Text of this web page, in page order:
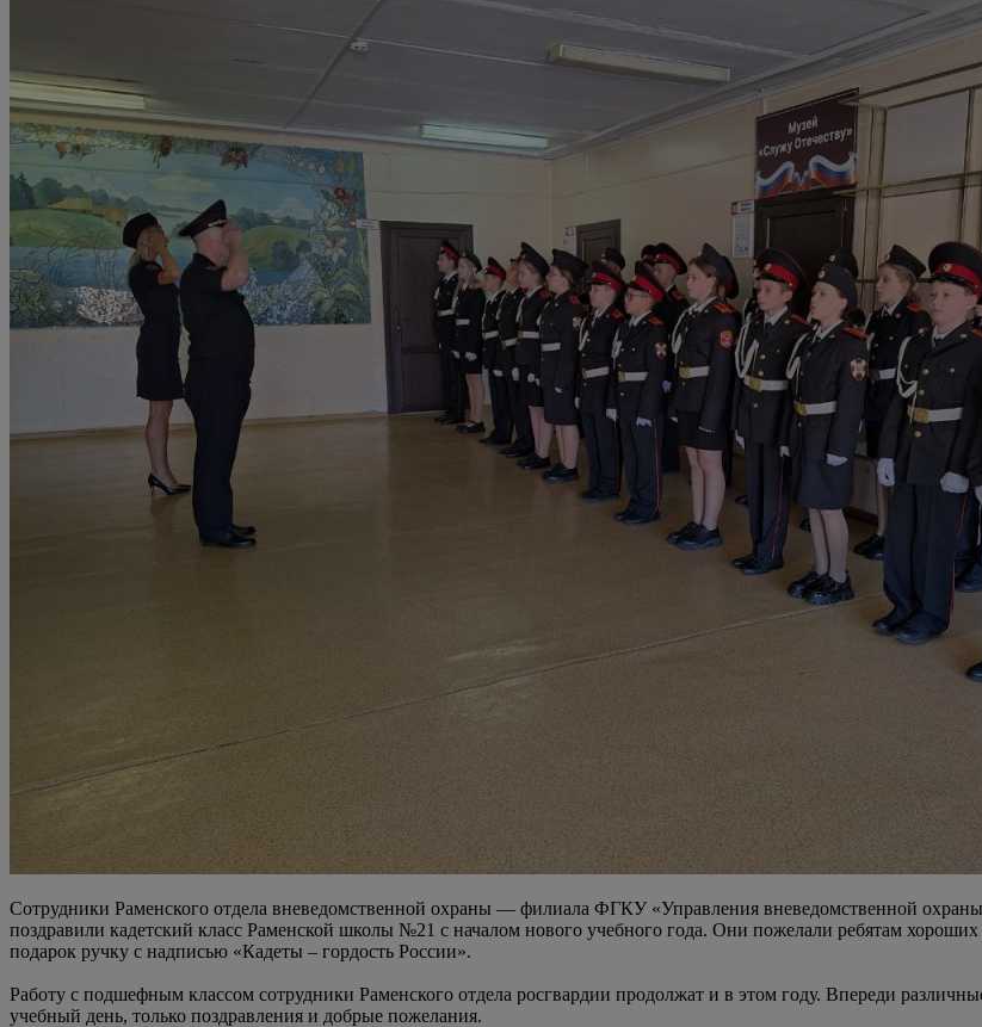
Сотрудники Раменского отдела вневедомственной охраны — филиала ФГКУ «Управления вневедомственной
поздравили кадетский класс Раменской школы №21 с началом нового учебного года. Они пожелали ребятам
подарок ручку с надписью «Кадеты – гордость России».
Работу с подшефным классом сотрудники Раменского отдела росгвардии продолжат и в этом году. Впереди
учебный день, только поздравления и добрые пожелания.